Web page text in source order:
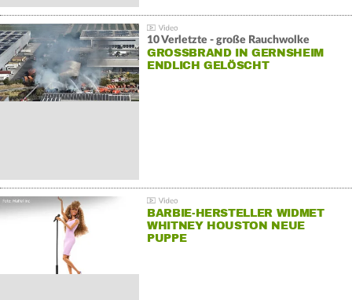
10 Verletzte - große Rauchwolke
GROSSBRAND IN GERNSHEIM E
NDLICH GELÖSCHT
BARBIE-HERSTELLER WIDMET
WHITNEY HOUSTON NEUE
PUPPE